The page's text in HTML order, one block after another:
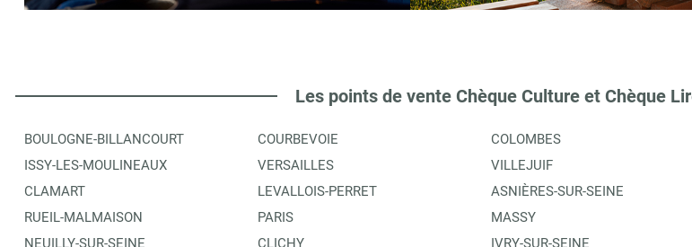
Les points de vente Chèque Culture et Chèque
BOULOGNE-BILLANCOURT
ISSY-LES-MOULINEAUX
CLAMART
RUEIL-MALMAISON
NEUILLY-SUR-SEINE
COURBEVOIE
VERSAILLES
LEVALLOIS-PERRET
PARIS
CLICHY
COLOMBES
VILLEJUIF
ASNIÈRES-SUR-SEINE
MASSY
IVRY-SUR-SEINE